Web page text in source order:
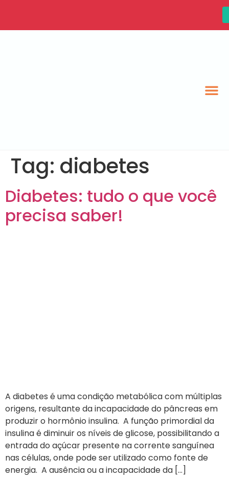
Tag: diabetes
Diabetes: tudo o que você
precisa saber!
A diabetes é uma condição metabólica com múltiplas
origens, resultante da incapacidade do pâncreas em
produzir o hormônio insulina. A função primordial da
insulina é diminuir os níveis de glicose, possibilitando a
entrada do açúcar presente na corrente sanguínea
nas células, onde pode ser utilizado como fonte de
energia. A ausência ou a incapacidade da […]